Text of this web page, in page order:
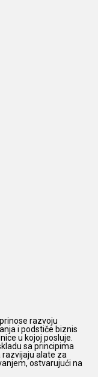
razvoju
i podstiče biznis
u kojoj posluje.
sa principima
razvijaju alate za
ostvarujući na